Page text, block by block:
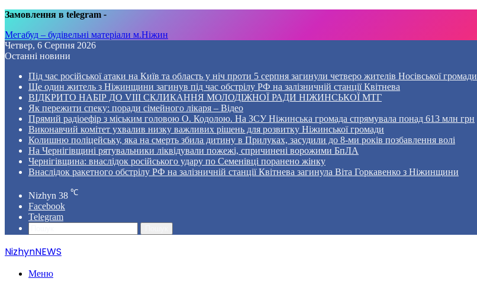
Замовлення в telegram -
Мегабуд – будівельні матеріали м.Ніжин
Четвер, 6 Серпня 2026
Останні новини
Під час російської атаки на Київ та область у ніч проти 5 серпня загинули четверо жителів Носівської громади
Ще один житель з Ніжинщини загинув під час обстрілу РФ на залізничній станції Квітнева
ВІДКРИТО НАБІР ДО VIII СКЛИКАННЯ МОЛОДІЖНОЇ РАДИ НІЖИНСЬКОЇ МТГ
Як пережити спеку: поради сімейного лікаря – Відео
Прямий радіоефір з міським головою О. Кодолою. На ЗСУ Ніжинська громада спрямувала понад 613 млн грн
Виконавчий комітет ухвалив низку важливих рішень для розвитку Ніжинської громади
Колишню поліцейську, яка на смерть збила дитину в Прилуках, засудили до 8-ми років позбавлення волі
На Чернігівщині рятувальники ліквідували пожежі, спричинені ворожими БпЛА
Чернігівщина: внаслідок російського удару по Семенівці поранено жінку
Внаслідок ракетного обстрілу РФ на залізничній станції Квітнева загинула Віта Горкавенко з Ніжинщини
Nizhyn 38 ℃
Facebook
Telegram
NizhynNEWS
Меню